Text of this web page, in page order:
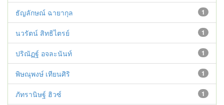
1
ธัญลักษณ์ ฉายากุล
1
นวรัตน์ สิทธิไตรย์
1
ปริณัฏฐ์ อจละนันท์
1
พิษณุพงษ์ เทียนศิริ
1
ภัทรานิษฐ์ ฮิวซ์